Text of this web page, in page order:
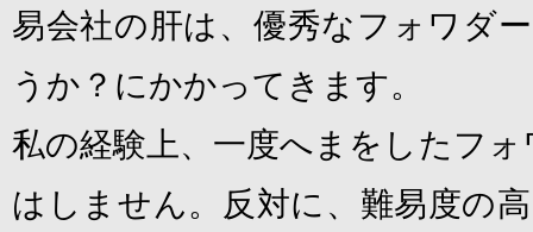
易会社の肝は、優秀なフォワダ
うか？にかかってきます。
私の経験上、一度へまをしたフ
はしません。反対に、難易度の